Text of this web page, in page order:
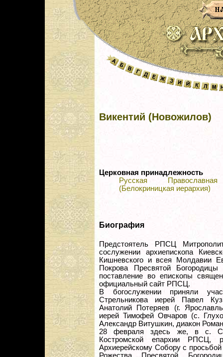
Викентий (Новожилов)
Церковная принадлежность
Русская
(Белокриницкая иерархия)
Биография
Предстоятель РПСЦ
сослужении архиепископа
Кишневского и всея Молдавии
Покрова Пресвятой
поставление во епископы
официальный сайт РПСЦ.
В богослужении приняли
Стрельникова иерей Павел
Анатолий Потеряев (г.
иерей Тимофей Овчаров (с.
Александр Витушкин, диакон
28 февраля здесь же, в с.
Костромской епархии РПСЦ,
Архиерейскому Собору с